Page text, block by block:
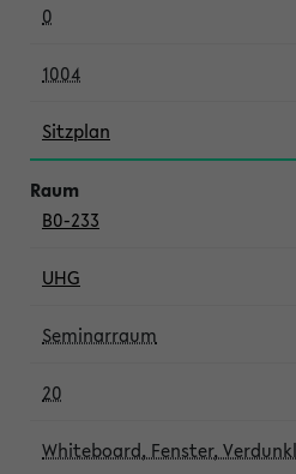
0
1004
Sitzplan
B0-233
UHG
Seminarraum
20
Whiteboard, Fenster,